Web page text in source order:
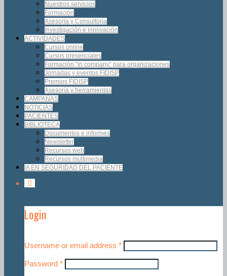
Nuestros servicios
Formación
Asesoría y Consultoría
Investigación e innovación
ACTIVIDADES
Cursos online
Cursos presenciales
Formación “in company” para organizaciones
Jornadas y eventos FIDISP
Premios FIDISP
Asesoría y herramientas
CAMPAÑAS
NOTICIAS
PACIENTES
BIBLIOTECA
Documentos e informes
Newsletter
Recursos web
Recursos multimedia
IA EN SEGURIDAD DEL PACIENTE
Login
Username or email address *
Password *